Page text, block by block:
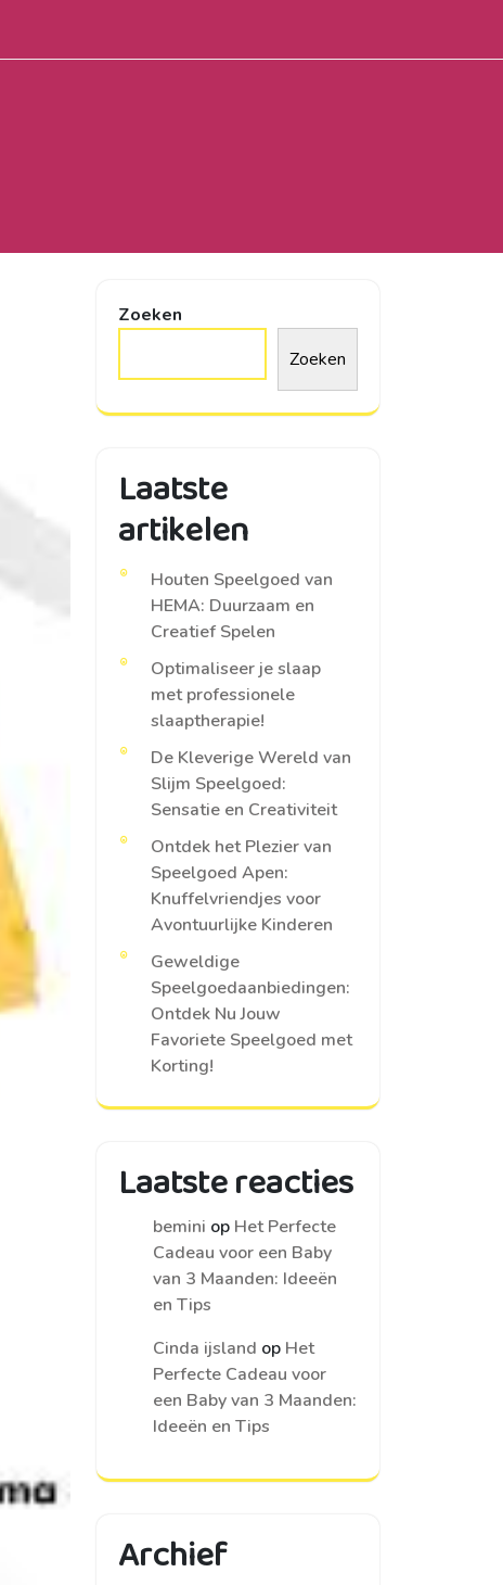
Zoeken
Zoeken
Laatste
artikelen
Houten Speelgoed van
HEMA: Duurzaam en
Creatief Spelen
Optimaliseer je slaap
met professionele
slaaptherapie!
De Kleverige Wereld van
Slijm Speelgoed:
Sensatie en Creativiteit
Ontdek het Plezier van
Speelgoed Apen:
Knuffelvriendjes voor
Avontuurlijke Kinderen
Geweldige
Speelgoedaanbiedingen:
Ontdek Nu Jouw
Favoriete Speelgoed met
Korting!
Laatste reacties
bemini op Het Perfecte
Cadeau voor een Baby
van 3 Maanden: Ideeën
en Tips
Cinda ijsland op Het
Perfecte Cadeau voor
een Baby van 3 Maanden:
Ideeën en Tips
Archief